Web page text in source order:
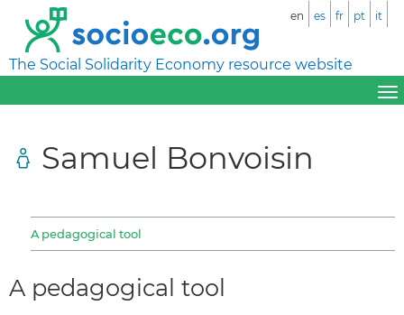
The Social Solidarity Economy resource website
en es fr pt it
Samuel Bonvoisin
A pedagogical tool
A pedagogical tool